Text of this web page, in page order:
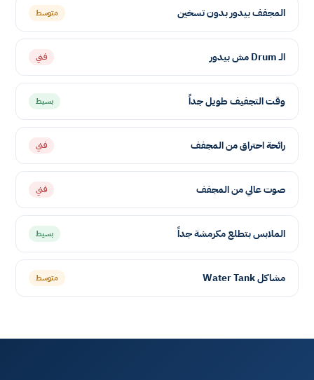
المجفف بيدور بدون تسخين متوسط
الـ Drum مش بيدور فني
وقت التجفيف طويل جداً بسيط
رائحة احتراق من المجفف فني
صوت عالي من المجفف فني
الملابس بتطلع مكرمشة جداً بسيط
مشاكل Water Tank متوسط